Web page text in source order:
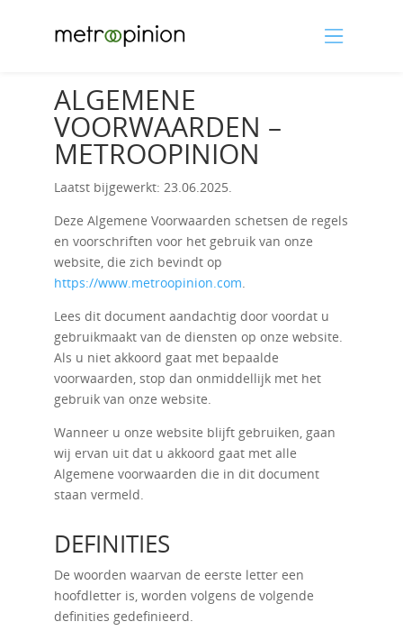
ALGEMENE
VOORWAARDEN –
METROOPINION
Laatst bijgewerkt: 23.06.2025.
Deze Algemene Voorwaarden schetsen de regels
en voorschriften voor het gebruik van onze
website, die zich bevindt op
https://www.metroopinion.com.
Lees dit document aandachtig door voordat u
gebruikmaakt van de diensten op onze website.
Als u niet akkoord gaat met bepaalde
voorwaarden, stop dan onmiddellijk met het
gebruik van onze website.
Wanneer u onze website blijft gebruiken, gaan
wij ervan uit dat u akkoord gaat met alle
Algemene voorwaarden die in dit document
staan ​​vermeld.
DEFINITIES
De woorden waarvan de eerste letter een
hoofdletter is, worden volgens de volgende
definities gedefinieerd.